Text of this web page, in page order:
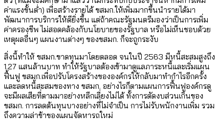
ค่าแรงขั้นต่ำ) เพื่อสร้างรายได้ ขสมก.ให้เพิ่มมากขึ้นนำรายได้มา
พัฒนาการบริการให้ดียิ่งขึ้น แต่ถ้าคณะรัฐมนตรีมองว่าเป็นการเพิ่ม
ค่าครองชีพ ไม่สอดคล้องกับนโยบายของรัฐบาล หรือไม่เห็นชอบด้วย
เหตุผลอื่นๆ แผนงานต่างๆ ของขสมก. ก็จะถูกระงับ
สิ่งนี้ทำให้ ขสมก.ขาดทุนมาโดยตลอด จนในปี 2563 มีหนี้สะสมสูงถึง
1.27 แสนล้านบาท ทำให้รัฐบาลต้องเข้ามาดูแลภาระหนี้และเริ่มแผน
ฟื้นฟู ขสมก.เพื่อปรับโครงสร้างขององค์กรให้กลับมาทำกำไรอีกครั้ง
และลดหนี้สะสมของทาง ขสมก. อย่างไรก็ตามแผนการฟื้นฟูองค์กรดู
จะมีผลเสียที่ตามมาอย่างหลีกเลี่ยงไม่ได้ ทั้งการตัดงบส่วนเกินของ
ขสมก. การลดต้นทุนบางอย่างที่ไม่จำเป็น การไม่รับพนักงานเพิ่ม รวม
ถึงความล่าช้าของแผนจัดหารถใหม่